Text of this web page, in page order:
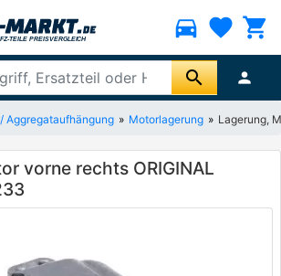
directions_car favorite shopping_cart
search person
Aggregataufhängung Motorlagerung Lagerung,
vorne rechts ORIGINAL